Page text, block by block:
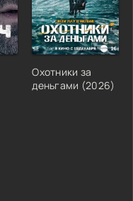
Охотники за
деньгами (2026)